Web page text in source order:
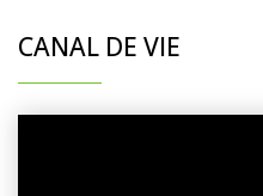
CANAL DE VIE